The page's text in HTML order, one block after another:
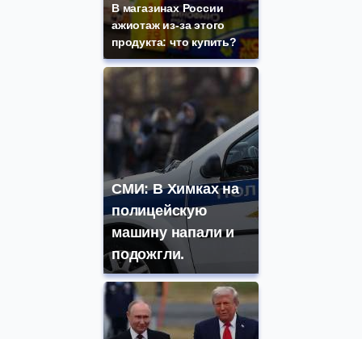
В магазинах России
ажиотаж из-за этого
продукта: что купить?
СМИ: В Химках на
полицейскую
машину напали и
подожгли.